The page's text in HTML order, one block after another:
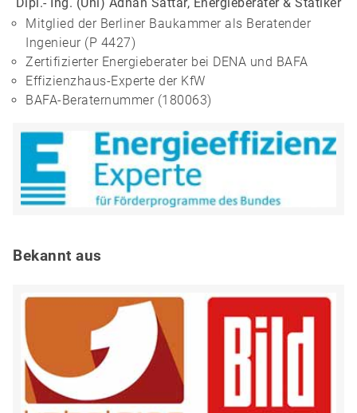
Mitglied der Berliner Baukammer als Beratender
Ingenieur (P 4427)
Zertifizierter Energieberater bei DENA und BAFA
Effizienzhaus-Experte der KfW
BAFA-Beraternummer (180063)
Bekannt aus